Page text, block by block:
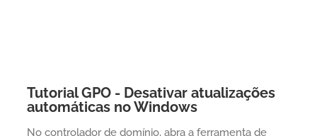
Tutorial GPO - Desativar atualizações
automáticas no Windows
No controlador de domínio, abra a ferramenta de